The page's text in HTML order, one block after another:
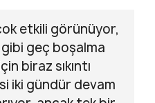
etkili görünüyor,
geç boşalma
biraz sıkıntı
iki gündür devam